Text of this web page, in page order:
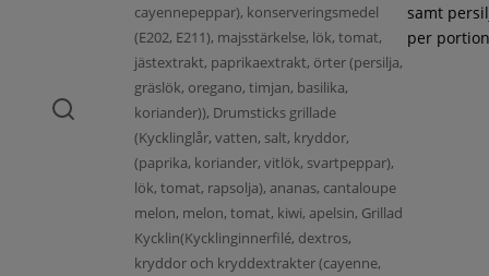
cayennepeppar), konserveringsmedel
(E202, E211), majsstärkelse, lök, tomat,
jästextrakt, paprikaextrakt, örter (persilja,
gräslök, oregano, timjan, basilika,
koriander)), Drumsticks grillade
(Kycklinglår, vatten, salt, kryddor,
(paprika, koriander, vitlök, svartpeppar),
lök, tomat, rapsolja), ananas, cantaloupe
melon, melon, tomat, kiwi, apelsin, Grillad
Kycklin(Kycklinginnerfilé, dextros,
kryddor och kryddextrakter (cayenne,
samt
per